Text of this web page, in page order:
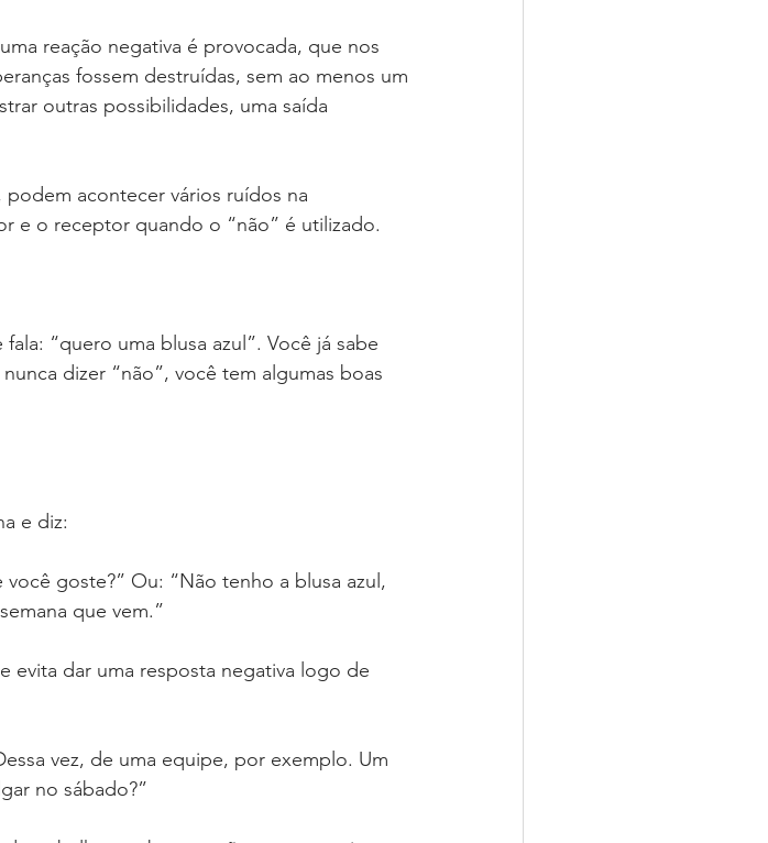
reação negativa é provocada, que nos
fossem destruídas, sem ao menos um
outras possibilidades, uma saída
acontecer vários ruídos na
e o receptor quando o “não” é utilizado.
“quero uma blusa azul”. Você já sabe
dizer “não”, você tem algumas boas
e diz:
goste?” Ou: “Não tenho a blusa azul,
que vem.”
evita dar uma resposta negativa logo de
vez, de uma equipe, por exemplo. Um
no sábado?”